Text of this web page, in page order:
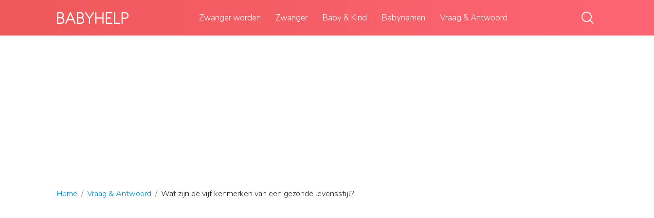
Zwanger worden Zwanger Baby & Kind Babynamen Vraag & Antwoord
Home Vraag & Antwoord Wat zijn de vijf kenmerken van een gezonde levensstijl?